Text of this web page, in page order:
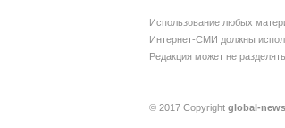
Использование любых
Интернет-СМИ должны
Редакция может не
© 2017 Copyright global-